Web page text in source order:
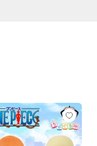
-超サイヤ人ロゼ-)
み～麦わらの一味vol.1～